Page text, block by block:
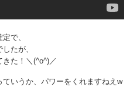
で、
たが、
た！＼(^o^)／
いうか、パワーをくれますねえw